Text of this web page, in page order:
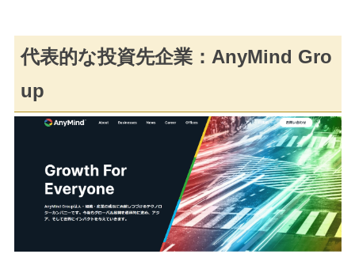
代表的な投資先企業：AnyMind Gro
up